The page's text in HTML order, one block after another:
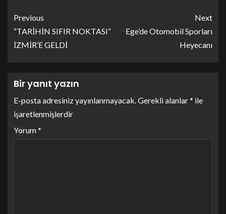
Previous
“TARİHİN SIFIR NOKTASI”
İZMİR’E GELDİ
Next
Ege’de Otomobil Sporları
Heyecanı
Bir yanıt yazın
E-posta adresiniz yayınlanmayacak.Gerekli alanlar* ile
işaretlenmişlerdir
Yorum*